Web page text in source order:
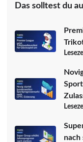
Das solltest du
nach